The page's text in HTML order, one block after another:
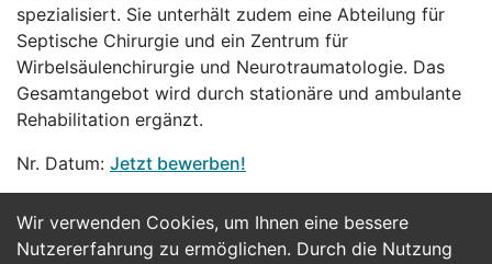
Wir verwenden Cookies, um Ihnen eine bessere
Nutzererfahrung zu ermöglichen. Durch die Nutzung
spezialisiert. Sie unterhält zudem eine Abteilung für
Septische Chirurgie und ein Zentrum für
Wirbelsäulenchirurgie und Neurotraumatologie. Das
Gesamtangebot wird durch stationäre und ambulante
Rehabilitation ergänzt.
Nr. Datum: Jetzt bewerben!
Jetzt Bewerben